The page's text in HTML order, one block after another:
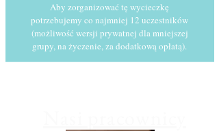
Aby zorganizować tę wycieczkę
potrzebujemy co najmniej 12 uczestników
(możliwość wersji prywatnej dla mniejszej
grupy, na życzenie, za dodatkową opłatą).